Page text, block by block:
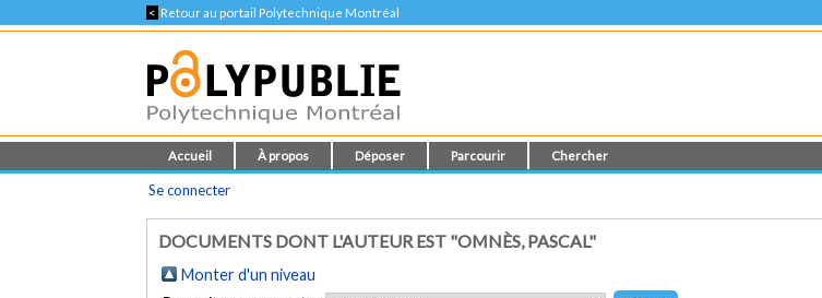
< Retour au portail Polytechnique Montréal
Accueil À propos Déposer Parcourir Chercher
Se connecter
DOCUMENTS DONT L'AUTEUR EST "OMNÈS, PASCAL"
Monter d'un niveau